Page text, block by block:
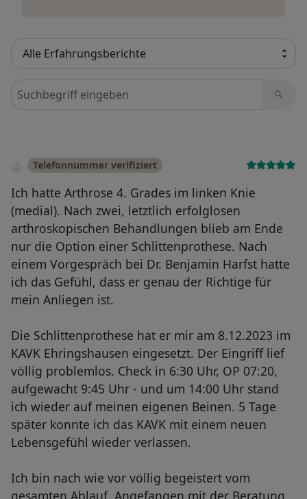
Bewertungen durchsuchen
Telefonnummer verifiziert
Ich hatte Arthrose 4. Grades im linken Knie
(medial). Nach zwei, letztlich erfolglosen
arthroskopischen Behandlungen blieb am Ende
nur die Option einer Schlittenprothese. Nach
einem Vorgespräch bei Dr. Benjamin Harfst hatte
ich das Gefühl, dass er genau der Richtige für
mein Anliegen ist.
Die Schlittenprothese hat er mir am 8.12.2023 im
KAVK Ehringshausen eingesetzt. Der Eingriff lief
völlig problemlos. Check in 6:30 Uhr, OP 07:20,
aufgewacht 9:45 Uhr - und um 14:00 Uhr stand
ich wieder auf meinen eigenen Beinen. 5 Tage
später konnte ich das KAVK mit einem neuen
Lebensgefühl wieder verlassen.
Ich bin nach wie vor völlig begeistert vom
gesamten Ablauf. Angefangen mit der Beratung